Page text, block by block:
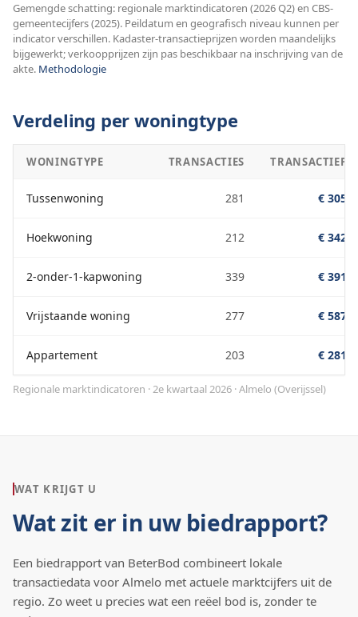
Gemengde schatting: regionale marktindicatoren (2026 Q2) en CBS-
gemeentecijfers (2025). Peildatum en geografisch niveau kunnen per
indicator verschillen. Kadaster-transactieprijzen worden maandelijks
bijgewerkt; verkoopprijzen zijn pas beschikbaar na inschrijving van de
akte. Methodologie
Verdeling per woningtype
WONINGTYPE TRANSACTIES
Tussenwoning 281 €
Hoekwoning 212 €
2-onder-1-kapwoning 339 €
Vrijstaande woning 277 €
Appartement 203 €
Regionale marktindicatoren · 2e kwartaal 2026 ·Almelo (Overijssel)
WAT KRIJGT U
Wat zit er in uw biedrapport?
Een biedrapport van BeterBod combineert lokale
transactiedata voor Almelo met actuele marktcijfers uit de
regio. Zo weet u precies wat een reëel bod is, zonder te